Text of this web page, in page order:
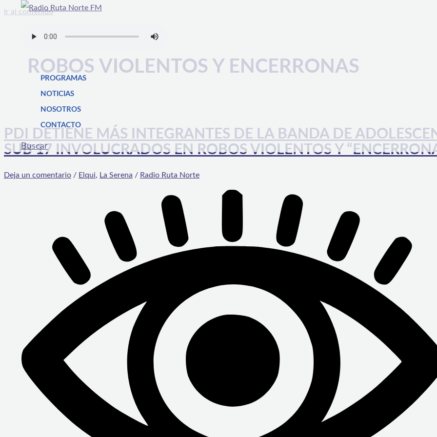
Ir al contenido
PROGRAMAS
NOTICIAS
NOSOTROS
CONTACTO
Buscar
ROBOS VIOLENTOS Y ENCERRONAS
PDI DETIENE MÁS INTEGRANTES DE LA BANDA DE
SUB 17 INVOLUCRADOS EN ROBOS VIOLENTOS Y
Deja un comentario / Elqui, La Serena / Radio Ruta Norte